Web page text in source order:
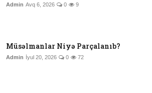
Admin Avq 6, 2026 0 9
Müsəlmanlar Niyə Parçalanıb?
Admin İyul 20, 2026 0 72